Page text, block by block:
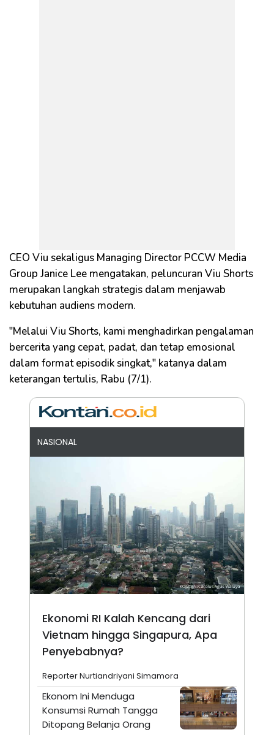
CEO Viu sekaligus Managing Director PCCW Media
Group Janice Lee mengatakan, peluncuran Viu Shorts
merupakan langkah strategis dalam menjawab
kebutuhan audiens modern.
"Melalui Viu Shorts, kami menghadirkan pengalaman
bercerita yang cepat, padat, dan tetap emosional
dalam format episodik singkat," katanya dalam
keterangan tertulis, Rabu (7/1).
NASIONAL
Ekonomi RI Kalah Kencang dari
Vietnam hingga Singapura, Apa
Penyebabnya?
Reporter Nurtiandriyani Simamora
Ekonom Ini Menduga
Konsumsi Rumah Tangga
Ditopang Belanja Orang